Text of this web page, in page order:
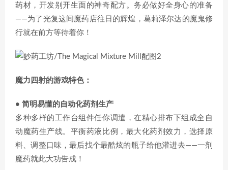
药材，开发别开生面的神奇配方。务必做好全身心的准备
——为了光复这间魔药店往日的辉煌，葛莉泽尔达的魔鬼修
行就在前方等待着你！
魔力四射的游戏特色：
• 简明易懂的自动化药剂生产
多种多样的工作台组件任你调遣，在精心排布下组成全自
动魔药生产线。平衡药液比例，最大化药剂效力，选择原
料、调整口味，最后找个最酷炫的瓶子给他灌进去——一剂
魔药就此大功告成！